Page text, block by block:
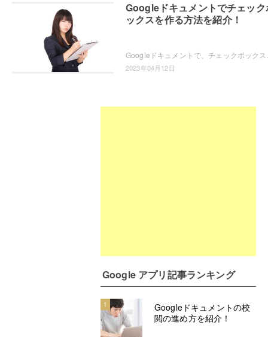
Googleドキュメントでチェック
ックスを作る方法を紹介！
2023年04月12日
Google アプリ記事ランキング
1
Googleドキュメントの校
閲の進め方を紹介！